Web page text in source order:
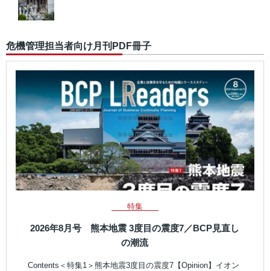
危機管理担当者向け月刊PDF冊子
特集
2026年8月号 熊本地震 3度目の震度7／BCP見直し
の潮流
Contents＜特集1＞熊本地震3度目の震度7【Opinion】イオン